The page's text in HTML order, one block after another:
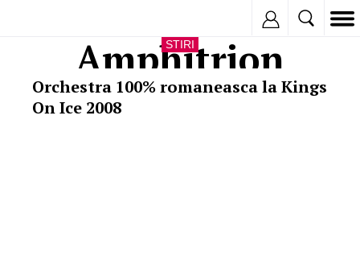
Amphitrion
STIRI
Orchestra 100% romaneasca la Kings
On Ice 2008